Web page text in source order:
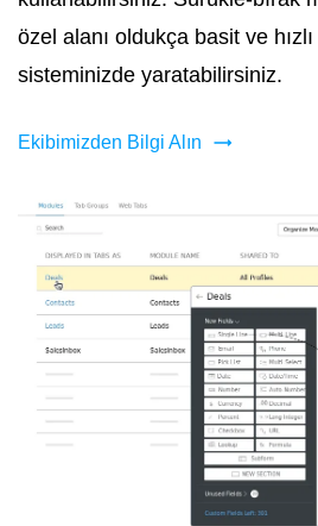
özel alanı oldukça basit ve
sisteminizde yaratabilirsiniz.
Ekibimizden Bilgi Alın